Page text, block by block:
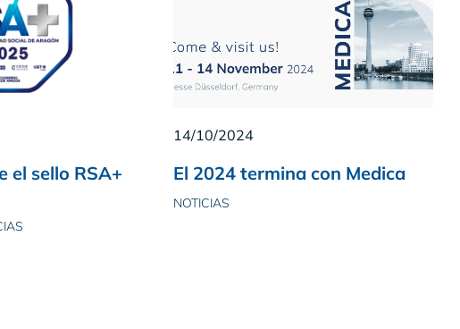
el sello RSA+
14/10/2024
El 2024 termina con Medica
NOTICIAS